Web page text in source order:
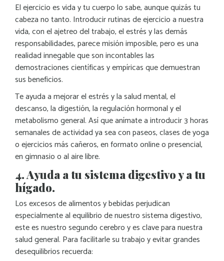
El ejercicio es vida y tu cuerpo lo sabe, aunque quizás tu
cabeza no tanto. Introducir rutinas de ejercicio a nuestra
vida, con el ajetreo del trabajo, el estrés y las demás
responsabilidades, parece misión imposible, pero es una
realidad innegable que son incontables las
demostraciones científicas y empíricas que demuestran
sus beneficios.
Te ayuda a mejorar el estrés y la salud mental, el
descanso, la digestión, la regulación hormonal y el
metabolismo general. Así que anímate a introducir 3 horas
semanales de actividad ya sea con paseos, clases de yoga
o ejercicios más cañeros, en formato online o presencial,
en gimnasio o al aire libre.
4. Ayuda a tu sistema digestivo y a tu
hígado.
Los excesos de alimentos y bebidas perjudican
especialmente al equilibrio de nuestro sistema digestivo,
este es nuestro segundo cerebro y es clave para nuestra
salud general. Para facilitarle su trabajo y evitar grandes
desequilibrios recuerda: